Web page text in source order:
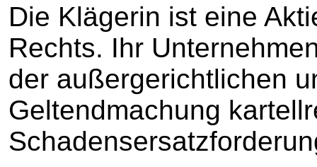
Die Klägerin ist eine
Rechts. Ihr
der außergerichtlichen
Geltendmachung